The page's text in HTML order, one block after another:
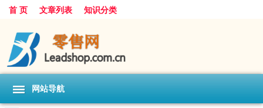
首 页 文章列表 知识分类
网站导航